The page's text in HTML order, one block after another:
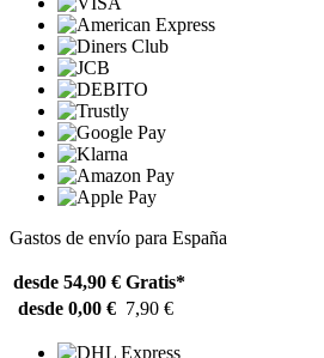
Gastos de envío para España
desde 54,90 € Gratis*
desde 0,00 € 7,90 €